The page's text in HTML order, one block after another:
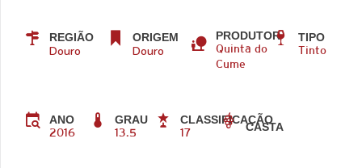
REGIÃO
Douro
ORIGEM
Douro
PRODUTOR
Quinta do
Cume
TIPO
Tinto
ANO
2016
GRAU
13.5
CLASSIFICAÇÃO
17
CASTA